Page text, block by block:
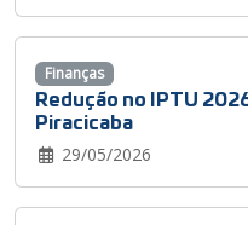
Redução no IPTU
Piracicaba
29/05/2026
Finanças